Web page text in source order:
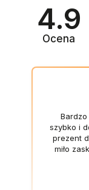
4.9
Ocena
Bardzo
szybko i
prezent
miło